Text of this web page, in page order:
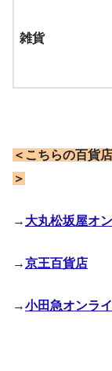
雑貨
＜こちらの百貨
＞
→ 大丸松坂屋オ
→京王百貨店
→小田急オンラ